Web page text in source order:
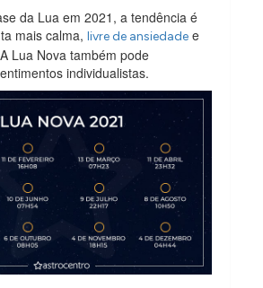
da Lua em 2021, a tendência é
mais calma,livre de ansiedade e
Lua Nova também pode
individualistas.